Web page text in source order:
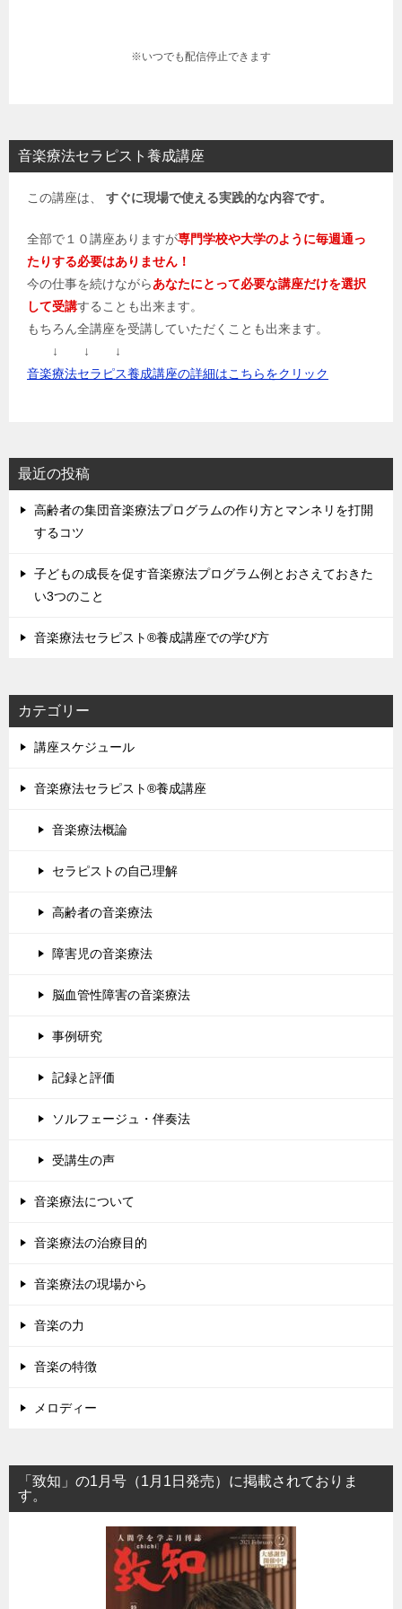
※いつでも配信停止できます
音楽療法セラピスト養成講座
この講座は、 すぐに現場で使える実践的な内容です。
全部で１０講座ありますが専門学校や大学のように毎週通っ
たりする必要はありません！
今の仕事を続けながらあなたにとって必要な講座だけを選択
して受講することも出来ます。
もちろん全講座を受講していただくことも出来ます。
↓ ↓ ↓
音楽療法セラピス養成講座の詳細はこちらをクリック
最近の投稿
高齢者の集団音楽療法プログラムの作り方とマンネリを打開
するコツ
子どもの成長を促す音楽療法プログラム例とおさえておきた
い3つのこと
音楽療法セラピスト®養成講座での学び方
カテゴリー
講座スケジュール
音楽療法セラピスト®養成講座
音楽療法概論
セラピストの自己理解
高齢者の音楽療法
障害児の音楽療法
脳血管性障害の音楽療法
事例研究
記録と評価
ソルフェージュ・伴奏法
受講生の声
音楽療法について
音楽療法の治療目的
音楽療法の現場から
音楽の力
音楽の特徴
メロディー
「致知」の1月号（1月1日発売）に掲載されておりま
す。